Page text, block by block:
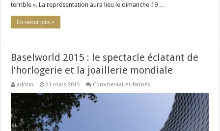
terrible ». La représentation aura lieu le dimanche 19 …
En savoir plus »
Baselworld 2015 : le spectacle éclatant de
l’horlogerie et la joaillerie mondiale
admin 31 mars 2015 Commentaires fermés
spectacle
éclatant